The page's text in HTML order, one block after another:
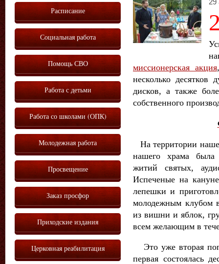
29
миссионерская акция
несколько десятков
дисков, а также
собственного
На территории
нашего храма была
житий святых,
Испеченые на
лепешки и
молодежным клубом
из вишни и яблок,
всем желающим в
Это уже вторая
первая состоялась
Расписание
Социальная работа
Помощь СВО
Работа с детьми
Работа со школами (ОПК)
Молодежная работа
Просвещение
Заказ просфор
Приходские издания
Церковная реабилитация